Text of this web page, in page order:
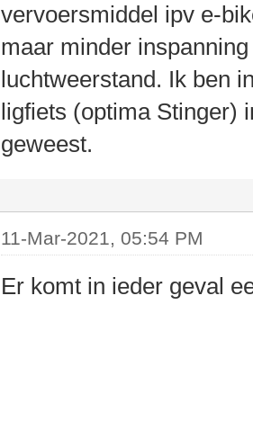
vervoersmiddel ipv e-
maar minder
luchtweerstand. Ik ben
ligfiets (optima Stinger)
geweest.
11-Mar-2021, 05:54 PM
Er komt in ieder geval